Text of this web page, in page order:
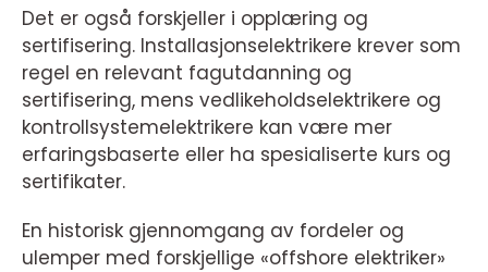
Det er også forskjeller i opplæring og
sertifisering. Installasjonselektrikere krever som
regel en relevant fagutdanning og
sertifisering, mens vedlikeholdselektrikere og
kontrollsystemelektrikere kan være mer
erfaringsbaserte eller ha spesialiserte kurs og
sertifikater.
En historisk gjennomgang av fordeler og
ulemper med forskjellige «offshore elektriker»